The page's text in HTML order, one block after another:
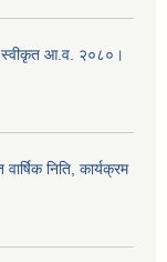
स्वीकृत आ.व. २०८०।
निति, कार्यक्रम